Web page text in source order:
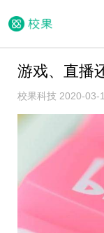
游戏、直播
校果科技 2020-03-